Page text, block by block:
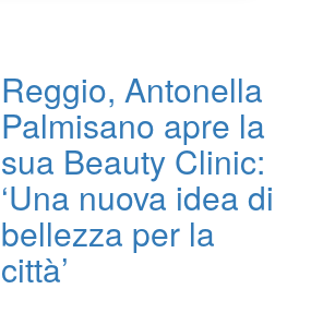
Reggio, Antonella
Palmisano apre la
sua Beauty Clinic:
‘Una nuova idea di
bellezza per la
città’